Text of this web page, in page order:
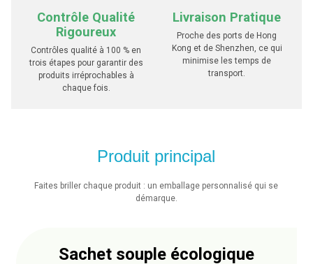
Contrôle Qualité
Rigoureux
Contrôles qualité à 100 % en
trois étapes pour garantir des
produits irréprochables à
chaque fois.
Livraison Pratique
Proche des ports de Hong
Kong et de Shenzhen, ce qui
minimise les temps de
transport.
Produit principal
Faites briller chaque produit : un emballage personnalisé qui se
démarque.
Sachet souple écologique